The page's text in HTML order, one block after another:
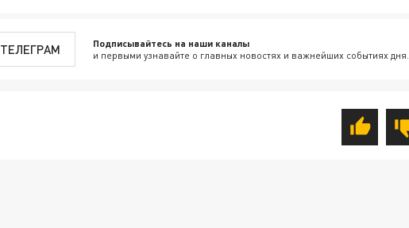
ТЕЛЕГРАМ Подписывайтесь на наши каналы
и первыми узнавайте о главных новостях и важнейших событиях дня.